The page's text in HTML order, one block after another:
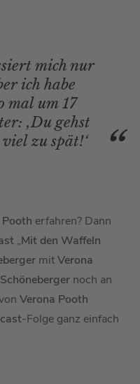
mich nur
ich habe
mal um 17
,Du gehst
zu spät!‘
erfahren? Dann
„Mit den Waffeln
mitVerona
noch an
Verona Pooth
-Folge ganz einfach